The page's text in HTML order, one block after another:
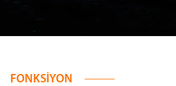
FONKSIYON